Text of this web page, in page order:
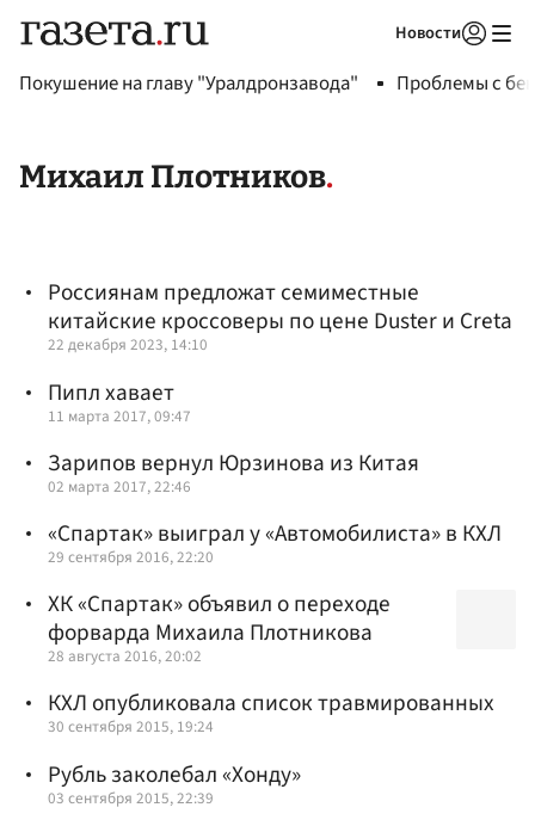
Новости
Покушение на главу "Уралдронзавода" Проблемы с
Михаил Плотников
Россиянам предложат семиместные
китайские кроссоверы по цене Duster и Creta
22 декабря 2023, 14:10
Пипл хавает
11 марта 2017, 09:47
Зарипов вернул Юрзинова из Китая
02 марта 2017, 22:46
«Спартак» выиграл у «Автомобилиста» в КХЛ
29 сентября 2016, 22:20
ХК «Спартак» объявил о переходе
форварда Михаила Плотникова
28 августа 2016, 20:02
КХЛ опубликовала список травмированных
30 сентября 2015, 19:24
Рубль заколебал «Хонду»
03 сентября 2015, 22:39